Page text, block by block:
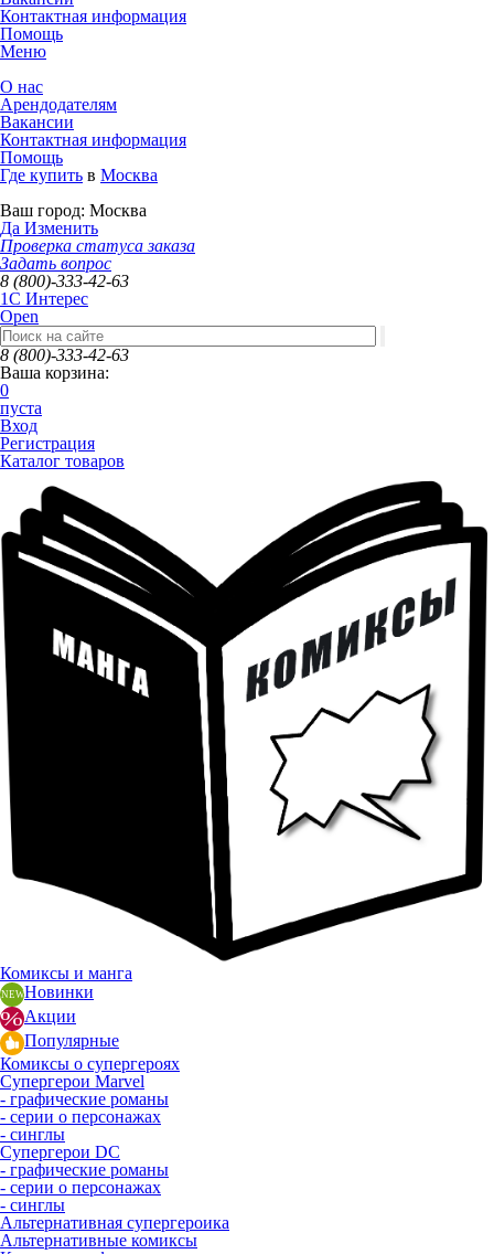
Контактная информация
Помощь
Меню
О нас
Арендодателям
Вакансии
Контактная информация
Помощь
Где купить в Москва
Ваш город: Москва
Да Изменить
Проверка статуса заказа
Задать вопрос
8 (800)-333-42-63
1C Интерес
Open
8 (800)-333-42-63
Ваша корзина:
0
пуста
Вход
Регистрация
Каталог товаров
Комиксы и манга
Новинки
Акции
Популярные
Комиксы о супергероях
Супергерои Marvel
- графические романы
- серии о персонажах
- синглы
Супергерои DC
- графические романы
- серии о персонажах
- синглы
Альтернативная супергероика
Альтернативные комиксы